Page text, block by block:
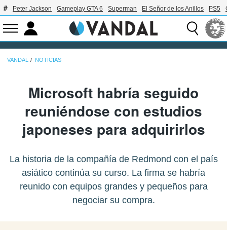
Peter Jackson Gameplay GTA 6 Superman El Señor de los Anillos PS5
VANDAL NOTICIAS
Microsoft habría seguido
reuniéndose con estudios
japoneses para adquirirlos
La historia de la compañía de Redmond con el país
asiático continúa su curso. La firma se habría
reunido con equipos grandes y pequeños para
negociar su compra.